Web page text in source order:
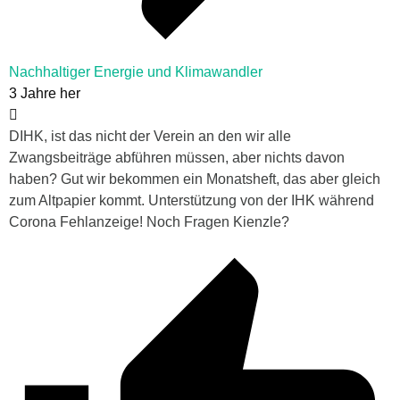
Nachhaltiger Energie und Klimawandler
3 Jahre her
DIHK, ist das nicht der Verein an den wir alle
Zwangsbeiträge abführen müssen, aber nichts davon
haben? Gut wir bekommen ein Monatsheft, das aber gleich
zum Altpapier kommt. Unterstützung von der IHK während
Corona Fehlanzeige! Noch Fragen Kienzle?